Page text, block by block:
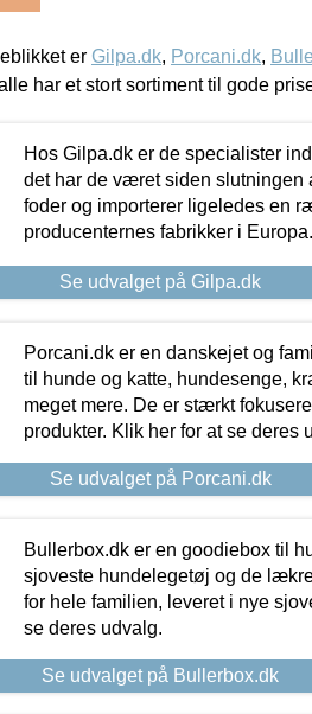
er Gilpa.dk, Porcani.dk,
har et stort sortiment til gode
Hos Gilpa.dk er de specialister
det har de været siden slutningen
foder og importerer ligeledes en
producenternes fabrikker i
Se udvalget på Gilpa.dk
Porcani.dk er en danskejet og
til hunde og katte, hundesenge,
meget mere. De er stærkt
produkter. Klik her for at se deres
Se udvalget på Porcani.dk
Bullerbox.dk er en goodiebox til
sjoveste hundelegetøj og de
for hele familien, leveret i nye
se deres udvalg.
Se udvalget på Bullerbox.dk